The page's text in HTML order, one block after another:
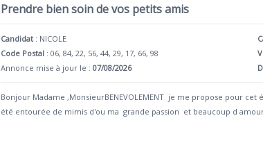
Prendre bien soin de vos petits amis
Candidat : NICOLE
Code Postal : 06, 84, 22, 56, 44, 29, 17, 66, 98
Annonce mise à jour le :07/08/2026
Bonjour Madame ,MonsieurBENEVOLEMENT je me propose pour
été entourée de mimis d'ou ma grande passion et beaucoup d